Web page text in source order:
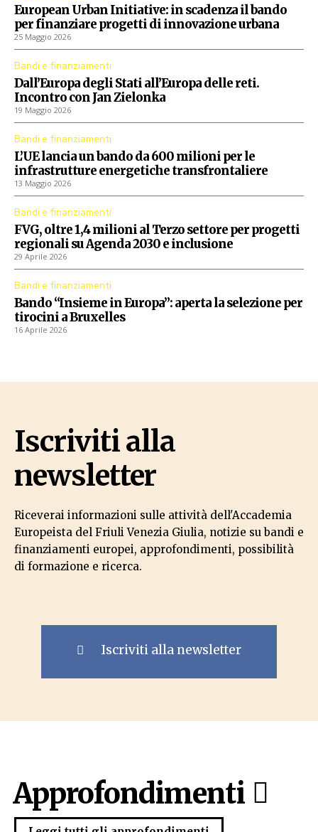
European Urban Initiative: in scadenza il bando
per finanziare progetti di innovazione urbana
25 Maggio 2026
Bandi e finanziamenti
Dall’Europa degli Stati all’Europa delle reti.
Incontro con Jan Zielonka
19 Maggio 2026
Bandi e finanziamenti
L’UE lancia un bando da 600 milioni per le
infrastrutture energetiche transfrontaliere
13 Maggio 2026
Bandi e finanziamenti
FVG, oltre 1,4 milioni al Terzo settore per progetti
regionali su Agenda 2030 e inclusione
29 Aprile 2026
Bandi e finanziamenti
Bando “Insieme in Europa”: aperta la selezione per
tirocini a Bruxelles
16 Aprile 2026
Iscriviti alla
newsletter
Riceverai informazioni sulle attività dell'Accademia
Europeista del Friuli Venezia Giulia, notizie su bandi e
finanziamenti europei, approfondimenti, possibilità
di formazione e ricerca.
Iscriviti alla newsletter
Approfondimenti